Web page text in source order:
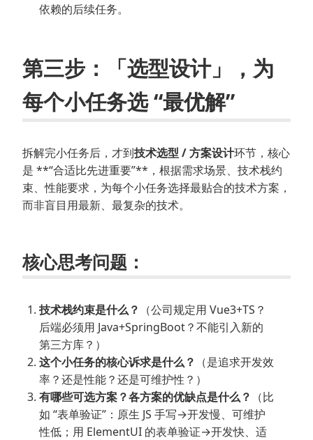
依赖的后续任务。
第三步：「选型设计」，为
每个小任务选 “最优解”
拆解完小任务后，才到技术选型 / 方案设计环节，核心
是 **“合适比先进重要”**，根据需求场景、技术栈约
束、性能要求，为每个小任务选择最贴合的技术方案，
而非盲目用最新、最复杂的技术。
核心思考问题：
技术栈约束是什么？ （公司规定用 Vue3+TS？
后端必须用 Java+SpringBoot？不能引入新的
第三方库？）
这个小任务的核心诉求是什么？ （是追求开发效
率？还是性能？还是可维护性？）
有哪些可选方案？各方案的优缺点是什么？ （比
如 “表单验证”：原生 JS 手写→开发慢、可维护
性低；用 ElementUI 的表单验证→开发快、适